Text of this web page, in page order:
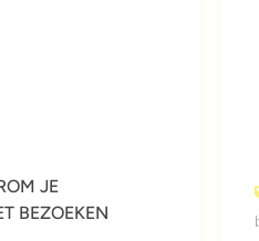
JE
BEZOEKEN